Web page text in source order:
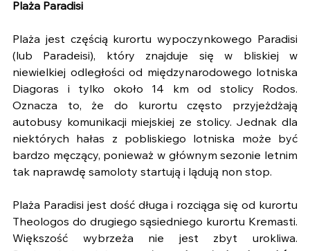
Plaża Paradisi
Plaża jest częścią kurortu wypoczynkowego Paradisi
(lub Paradeisi), który znajduje się w bliskiej w
niewielkiej odległości od międzynarodowego lotniska
Diagoras i tylko około 14 km od stolicy Rodos.
Oznacza to, że do kurortu często przyjeżdżają
autobusy komunikacji miejskiej ze stolicy. Jednak dla
niektórych hałas z pobliskiego lotniska może być
bardzo męczący, ponieważ w głównym sezonie letnim
tak naprawdę samoloty startują i lądują non stop.
Plaża Paradisi jest dość długa i rozciąga się od kurortu
Theologos do drugiego sąsiedniego kurortu Kremasti.
Większość wybrzeża nie jest zbyt urokliwa.